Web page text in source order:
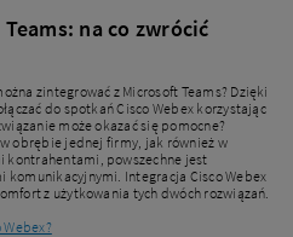
na co zwrócić
zintegrować z Microsoft Teams? Dzięki
do spotkań Cisco Webex korzystając
może okazać się pomocne?
obrębie jednej firmy, jak również w
kontrahentami, powszechne jest
komunikacyjnymi. Integracja Cisco Webex
z użytkowania tych dwóch rozwiązań.